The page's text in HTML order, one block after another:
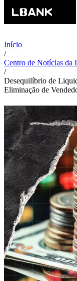
Início
/
Centro de Notícias da
/
Desequilíbrio de
Eliminação de